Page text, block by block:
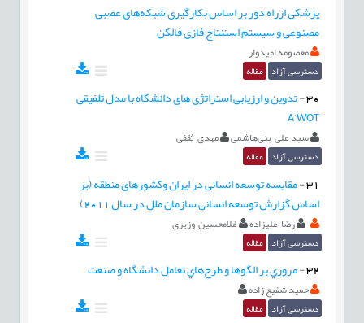
پزشکی ازراه دور بر اساس بکارگیری شبکه‌های عصبی
مصنوعی و سیستم استنتاج فازی فالکن
معصومه امیدوار
دسترسی آزاد مقاله
30
-تدوین و ارزیابی استراتژی های دانشگاه با مدل تلفیقی
A'WOT
سید علی بنی‌هاشمی مهدی ثقفی
دسترسی آزاد مقاله
31
-مقایسه توسعه انسانی در ایران وکشورهای منطقه (بر
اساس گزارش توسعه انسانی سازمان ملل در سال 2011)
رضا علیزاده غلامحسین وزیری
دسترسی آزاد مقاله
32
-مروري بر الگوها و طرح‌هاي تعامل دانشگاه و صنعت
حمید شفیع زاده
دسترسی آزاد مقاله